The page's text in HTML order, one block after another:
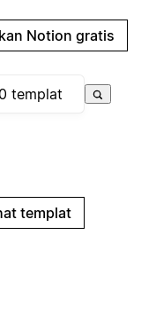
Notion gratis
templat